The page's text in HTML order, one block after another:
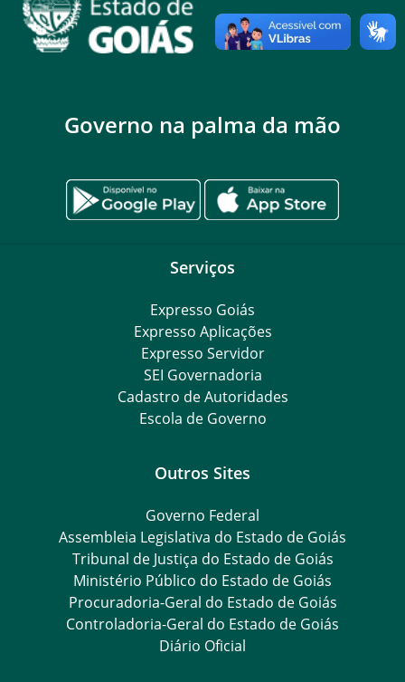
Governo na palma da mão
Serviços
Expresso Goiás
Expresso Aplicações
Expresso Servidor
SEI Governadoria
Cadastro de Autoridades
Escola de Governo
Outros Sites
Governo Federal
Assembleia Legislativa do Estado de Goiás
Tribunal de Justiça do Estado de Goiás
Ministério Público do Estado de Goiás
Procuradoria-Geral do Estado de Goiás
Controladoria-Geral do Estado de Goiás
Diário Oficial